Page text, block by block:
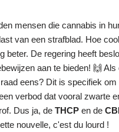
mensen die cannabis in
van een strafblad. Hoe
beter. De regering heeft
aan te bieden! 🙌 Als
eens? Dit is specifiek om
verbod dat vooral zwarte
Dus ja, de THCP en de
nouvelle, c'est du lourd !